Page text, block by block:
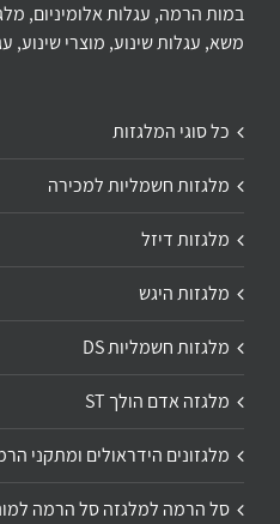
במות הרמה, עגלות אלומיניום,
משא, עגלות שינוע, מוצרי שינוע,
כל סוגי המלגזות
מלגזות חשמליות למכירה
מלגזות דיזל
מלגזות היגש
מלגזות חשמליות DS
מלגזה אדם הולך ST
מלגזונים הידראולים ומתקני
סל הרמה למלגזה סל הרמה